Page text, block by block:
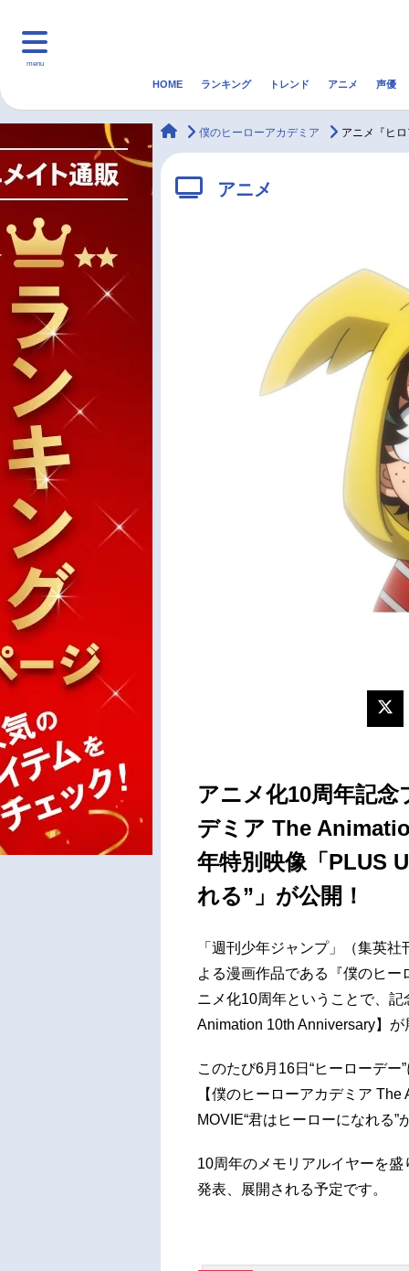
menu
マンガ・ラノベ ゲーム・アプリ
アニメ記事一覧
声優記事一覧
HOME ランキング トレンド アニメ 声優
animateTimes
僕のヒーローアカデミア アニメ『ヒ
アニメ
アニメ化10周年記
デミア The
年特別映像「PLUS
れる”」が公開！
「週刊少年ジャンプ」（集英
よる漫画作品である『僕のヒー
ニメ化10周年ということで、
Animation 10th Anniversary】が
このたび6月16日“ヒーローデ
【僕のヒーローアカデミア
MOVIE“君はヒーローになれる”
10周年のメモリアルイヤーを
発表、展開される予定です。